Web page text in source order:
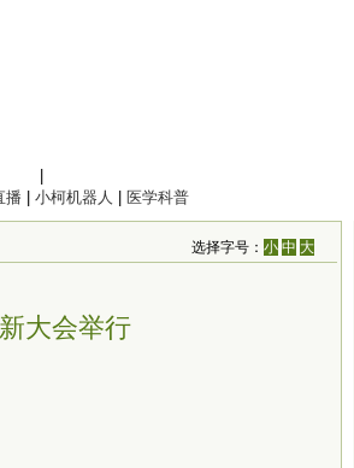
播 小柯机器人 医学科普
选择字号：小 中 大
大会举行